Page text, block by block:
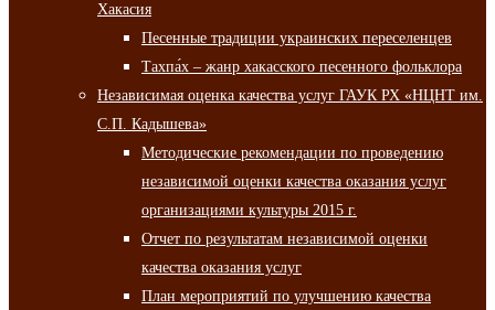
Хакасия
Песенные традиции украинских переселенцев
Тахпа́х – жанр хакасского песенного фольклора
Независимая оценка качества услуг ГАУК РХ «НЦНТ им.
С.П. Кадышева»
Методические рекомендации по проведению
независимой оценки качества оказания услуг
организациями культуры 2015 г.
Отчет по результатам независимой оценки
качества оказания услуг
План мероприятий по улучшению качества